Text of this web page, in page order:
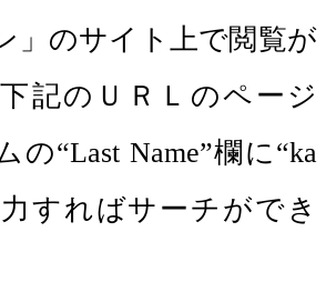
」のサイト上で閲覧が
記のＵＲＬのページ
の“Last Name”欄に“ka
すればサーチができ